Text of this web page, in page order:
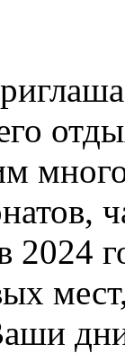
2024